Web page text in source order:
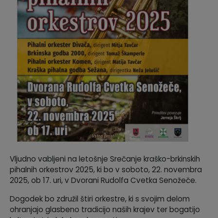
Vljudno vabljeni na letošnje Srečanje kraško-brkinskih
pihalnih orkestrov 2025, ki bo v soboto, 22. novembra
2025, ob 17. uri, v Dvorani Rudolfa Cvetka Senožeče.
Dogodek bo združil štiri orkestre, ki s svojim delom
ohranjajo glasbeno tradicijo naših krajev ter bogatijo
Krajevne skupnosti
Naselja v občini
Organigram
Varstvo osebnih podatkov
Temeljni akti
Strateški dokumenti
Katalog informacij javnega značaja
Predpisi in odloki
GLASNIK Občine Divača
Proračun občine
Lokalne volitve